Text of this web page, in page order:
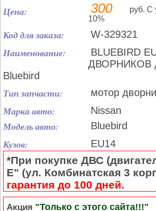
Цена: 300
руб. С
10%
Код для заказа: W-329321
Наименование:
BLUEBIRD
ДВОРНИКОВ
Bluebird
Тип запчасти: мотор
Марка авто: Nissan
Модель авто: Bluebird
Кузов: EU14
*При покупке ДВС
Е" (ул. Комбинатская 3
гарантия до 100 дней.
Акция "Только с этого сайта!!!"